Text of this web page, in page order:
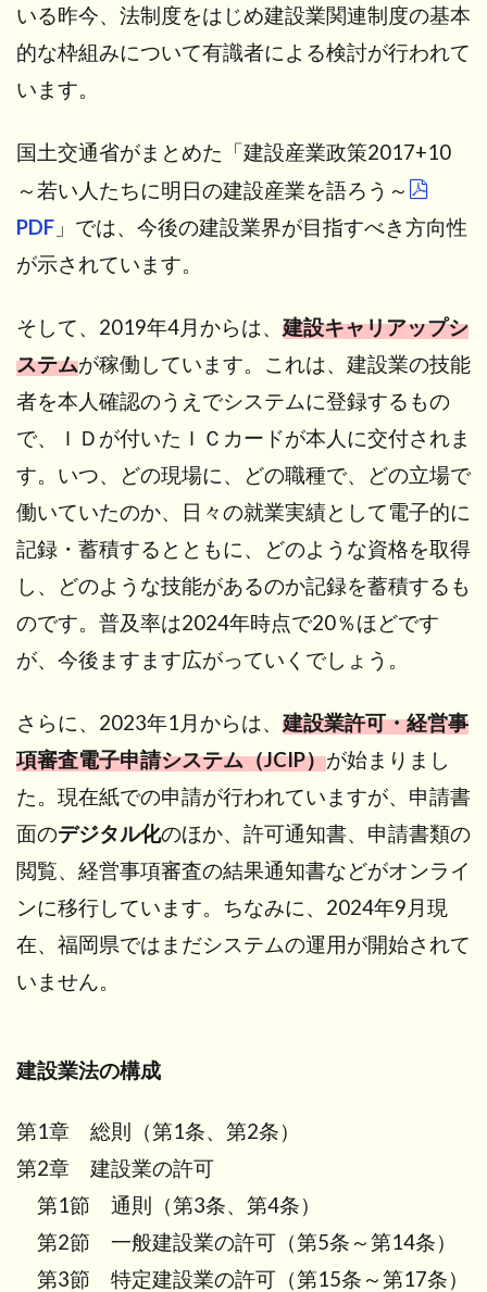
い
ご
に
7
門
家
へ
の
ご
相
談
ご
希
望
の
方
いる昨今、法制度をはじめ建設業関連制度の基本
的な枠組みについて有識者による検討が行われて
います。
国土交通省がまとめた「建設産業政策2017+10
～若い人たちに明日の建設産業を語ろう～
PDF 」では、今後の建設業界が目指すべき方向性
が示されています。
そして、2019年4月からは、 建設キャリアップシ
ステムが稼働しています。これは、建設業の技能
者を本人確認のうえでシステムに登録するもの
で、ＩＤが付いたＩＣカードが本人に交付されま
す。いつ、どの現場に、どの職種で、どの立場で
働いていたのか、日々の就業実績として電子的に
記録・蓄積するとともに、どのような資格を取得
し、どのような技能があるのか記録を蓄積するも
のです。普及率は2024年時点で20％ほどです
が、今後ますます広がっていくでしょう。
さらに、2023年1月からは、 建設業許可・経営事
項審査電子申請システム（JCIP）が始まりまし
た。現在紙での申請が行われていますが、申請書
面のデジタル化のほか、許可通知書、申請書類の
閲覧、経営事項審査の結果通知書などがオンライ
ンに移行しています。ちなみに、2024年9月現
在、福岡県ではまだシステムの運用が開始されて
いません。
建設業法の構成
第1章 総則（第1条、第2条）
第2章 建設業の許可
第1節 通則（第3条、第4条）
第2節 一般建設業の許可（第5条～第14条）
第3節 特定建設業の許可（第15条～第17条）